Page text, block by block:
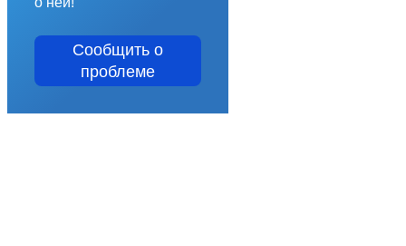
Сообщить о
проблеме